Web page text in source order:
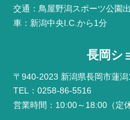
交通：鳥屋野潟スポーツ公園
車：新潟中央I.C.から1分
長岡シ
〒940-2023 新潟県長岡市蓮
TEL：0258-86-5516
営業時間：10:00～18:00（定